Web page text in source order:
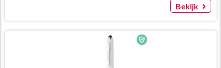
Bekijk